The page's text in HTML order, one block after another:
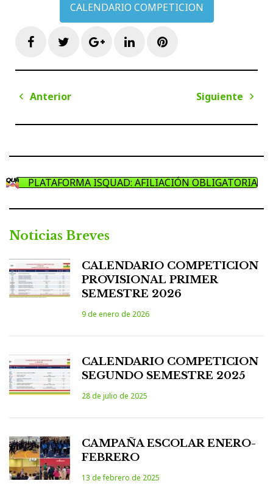
CALENDARIO COMPETICION
FacebookTwitterGoogle+LinkedInPinterest
Navegación
entradas
Anterior
Siguiente
PLATAFORMA ISQUAD: AFILIACIÓN OBLIGATORIA
Noticias Breves
CALENDARIO COMPETICION
PROVISIONAL PRIMER
SEMESTRE 2026
9 de enero de 2026
CALENDARIO COMPETICION
SEGUNDO SEMESTRE 2025
28 de julio de 2025
CAMPAÑA ESCOLAR ENERO-
FEBRERO
13 de febrero de 2025